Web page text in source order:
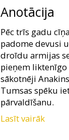
Anotācija
Pēc trīs gadu
padome devusi
droīdu armijas
pieņem liktenīgo
sākotnēji
Tumsas spēku
pārvaldīšanu.
Lomās: Ewan
Lasīt vairāk